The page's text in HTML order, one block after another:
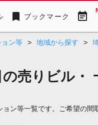
bookmark ブックマーク event_note
ン等 > 地域から探す >
売りビル・
ン等一覧です。ご希望の